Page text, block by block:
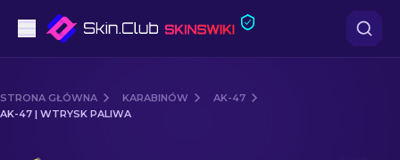
Średni poziom
STRONA GŁÓWNA KARABINÓW
AK-47
AK-47 | WTRYSK PALIWA